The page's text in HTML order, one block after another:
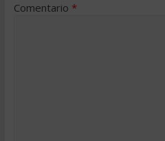
Comentario *